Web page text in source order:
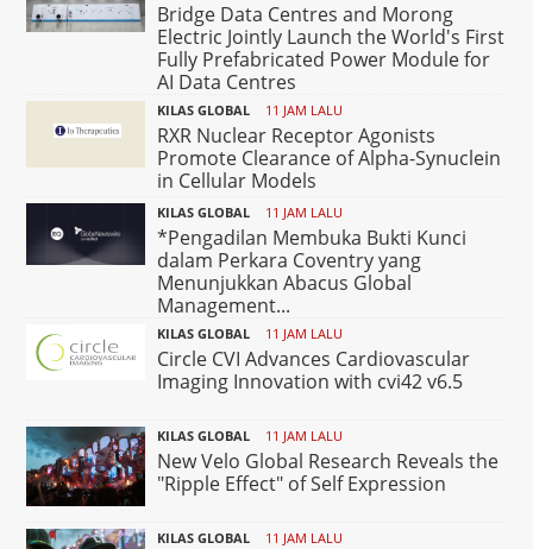
Bridge Data Centres and Morong
Electric Jointly Launch the World's First
Fully Prefabricated Power Module for
AI Data Centres
KILAS GLOBAL 11 JAM LALU
RXR Nuclear Receptor Agonists
Promote Clearance of Alpha-Synuclein
in Cellular Models
KILAS GLOBAL 11 JAM LALU
*Pengadilan Membuka Bukti Kunci
dalam Perkara Coventry yang
Menunjukkan Abacus Global
Management...
KILAS GLOBAL 11 JAM LALU
Circle CVI Advances Cardiovascular
Imaging Innovation with cvi42 v6.5
KILAS GLOBAL 11 JAM LALU
New Velo Global Research Reveals the
"Ripple Effect" of Self Expression
KILAS GLOBAL 11 JAM LALU